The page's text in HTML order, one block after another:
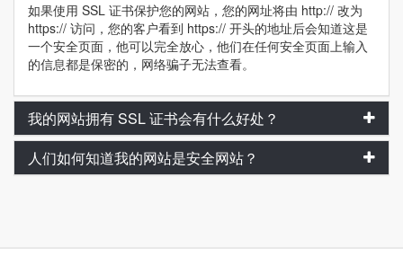
如果使用 SSL 证书保护您的网站，您的网址将由 http:// 改为
https:// 访问，您的客户看到 https:// 开头的地址后会知道这是
一个安全页面，他可以完全放心，他们在任何安全页面上输入
的信息都是保密的，网络骗子无法查看。
我的网站拥有 SSL 证书会有什么好处？
人们如何知道我的网站是安全网站？